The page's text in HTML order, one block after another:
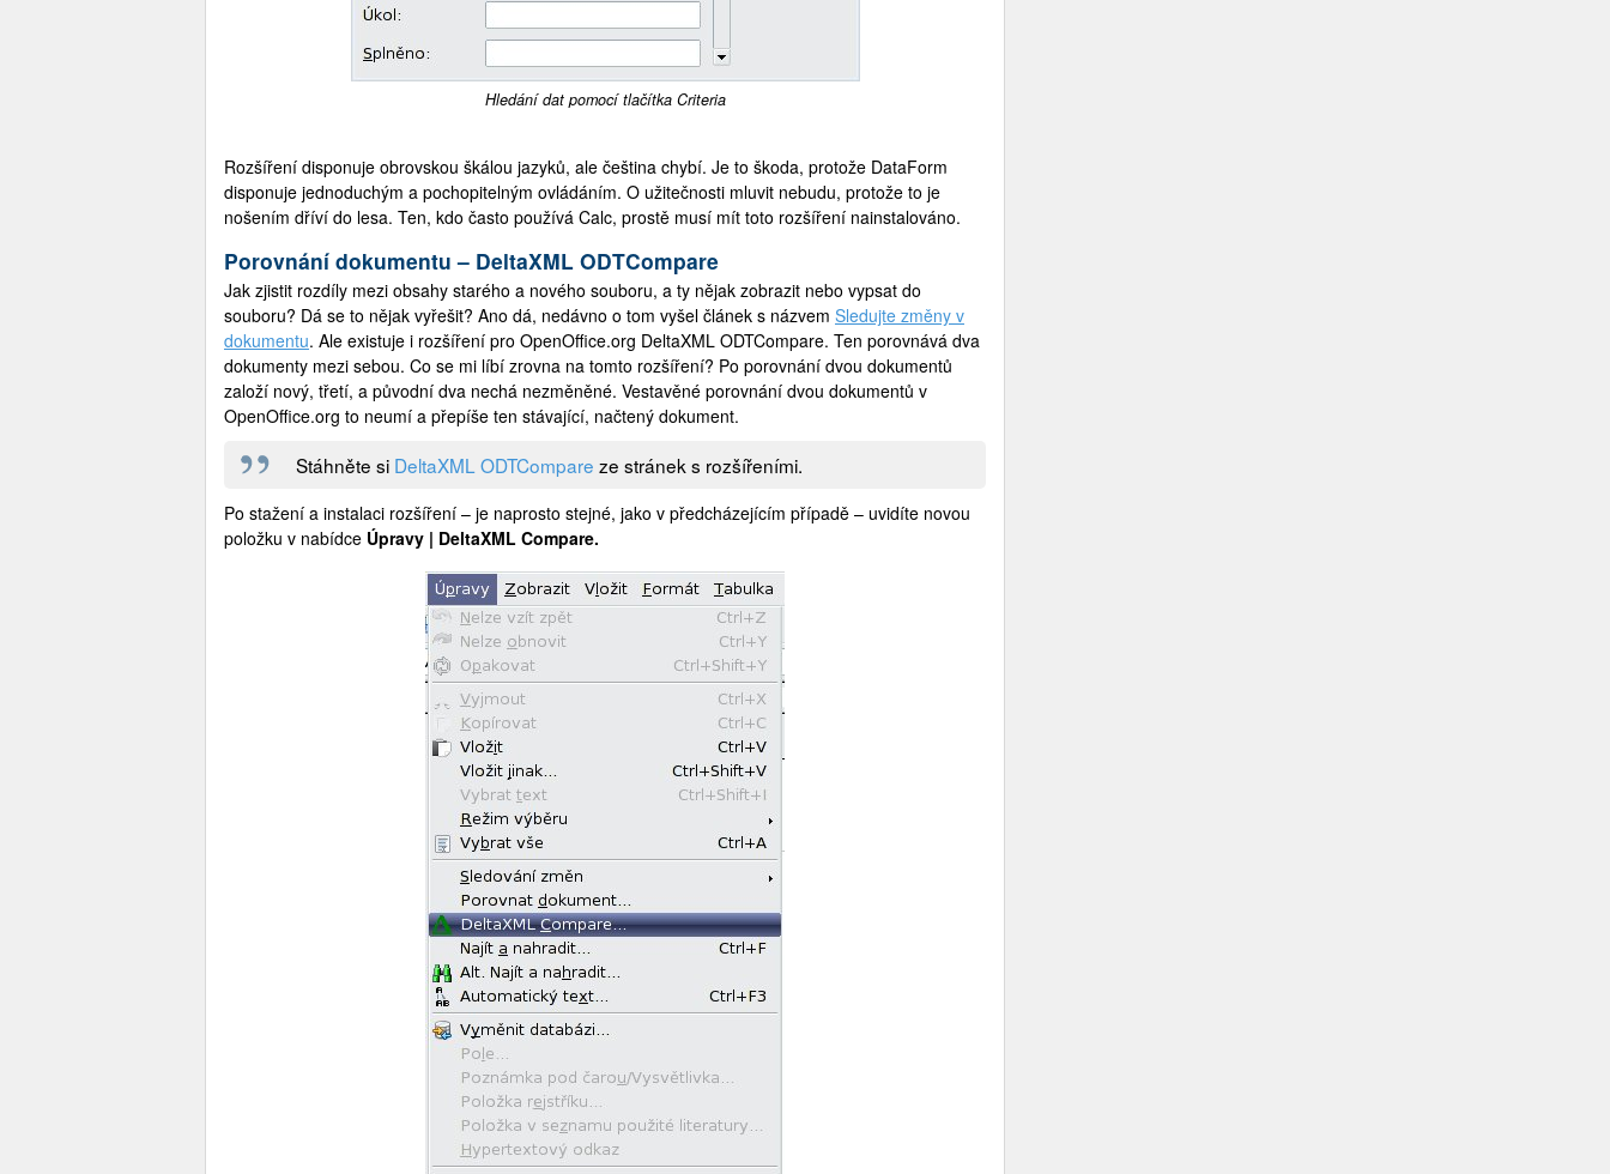
Hledání dat pomocí tlačítka Criteria
Rozšíření disponuje obrovskou škálou jazyků, ale čeština chybí. Je to škoda, protože DataForm
disponuje jednoduchým a pochopitelným ovládáním. O užitečnosti mluvit nebudu, protože to je
nošením dříví do lesa. Ten, kdo často používá Calc, prostě musí mít toto rozšíření nainstalováno.
Porovnání dokumentu – DeltaXML ODTCompare
Jak zjistit rozdíly mezi obsahy starého a nového souboru, a ty nějak zobrazit nebo vypsat do
souboru? Dá se to nějak vyřešit? Ano dá, nedávno o tom vyšel článek s názvem Sledujte změny v
dokumentu. Ale existuje i rozšíření pro OpenOffice.org DeltaXML ODTCompare. Ten porovnává dva
dokumenty mezi sebou. Co se mi líbí zrovna na tomto rozšíření? Po porovnání dvou dokumentů
založí nový, třetí, a původní dva nechá nezměněné. Vestavěné porovnání dvou dokumentů v
OpenOffice.org to neumí a přepíše ten stávající, načtený dokument.
Stáhněte si DeltaXML ODTCompare ze stránek s rozšířeními.
Po stažení a instalaci rozšíření – je naprosto stejné, jako v předcházejícím případě – uvidíte novou
položku v nabídce Úpravy | DeltaXML Compare.